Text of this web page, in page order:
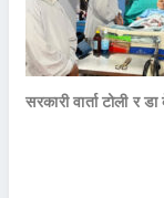
सरकारी वार्ता टोली र